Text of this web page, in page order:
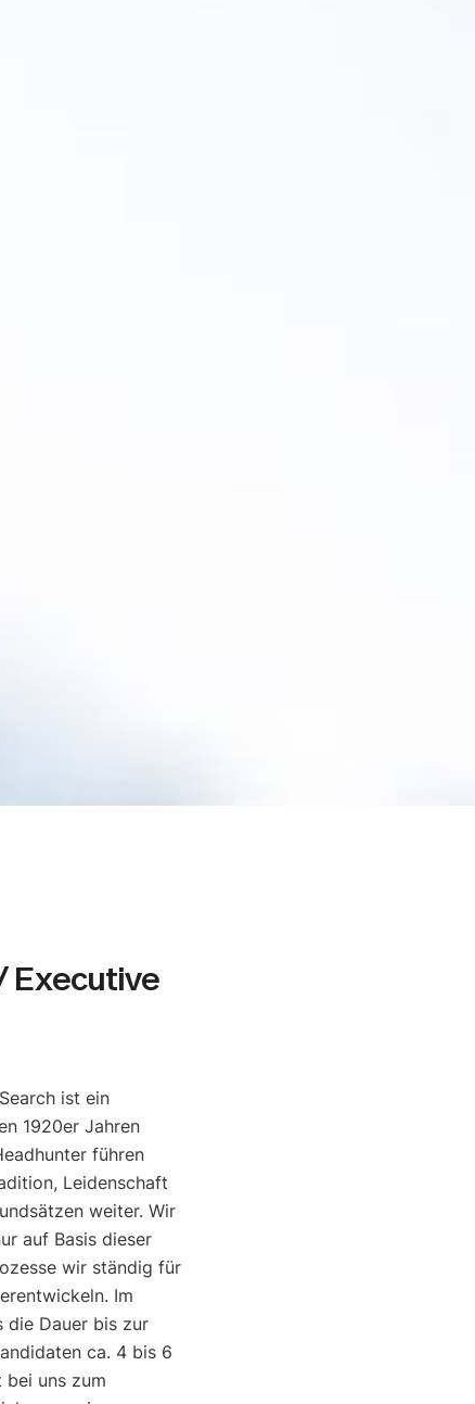
Executive
ist ein
1920er Jahren
führen
Leidenschaft
weiter. Wir
auf Basis dieser
wir ständig für
Im
die Dauer bis zur
ca. 4 bis 6
bei uns zum